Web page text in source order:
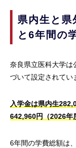
県内生と県
と6年間の
奈良県立医科大学は
づいて設定されてい
入学金は県内生
642,960円（2026年
6年間の学費総額は